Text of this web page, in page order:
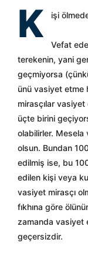
K işi
Vefat
terekenin, yani
geçmiyorsa
ünü vasiyet etme
mirasçılar
üçte birini
olabilirler. Mesela
olsun. Bundan
edilmiş ise, bu
edilen kişi veya
vasiyet mirasçı
fıkhına göre
zamanda vasiyet
geçersizdir.